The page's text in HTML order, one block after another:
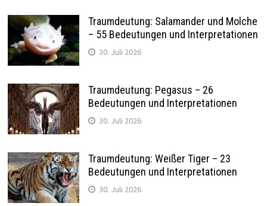
Traumdeutung: Salamander und Molche
– 55 Bedeutungen und Interpretationen
30. Juli 2026
Traumdeutung: Pegasus – 26
Bedeutungen und Interpretationen
30. Juli 2026
Traumdeutung: Weißer Tiger – 23
Bedeutungen und Interpretationen
30. Juli 2026